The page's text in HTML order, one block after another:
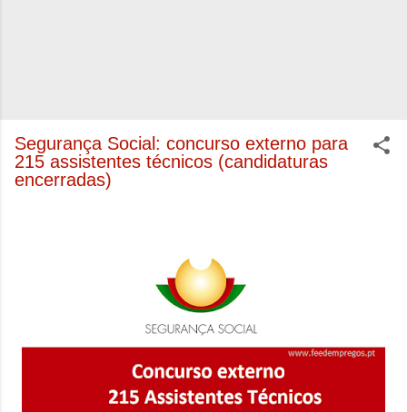
Segurança Social: concurso externo para
215 assistentes técnicos (candidaturas
encerradas)